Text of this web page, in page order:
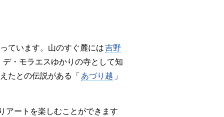
ています。山のすぐ麓には吉野
・モラエスゆかりの寺として知
たとの伝説がある「 あづり越 」
アートを楽しむことができます